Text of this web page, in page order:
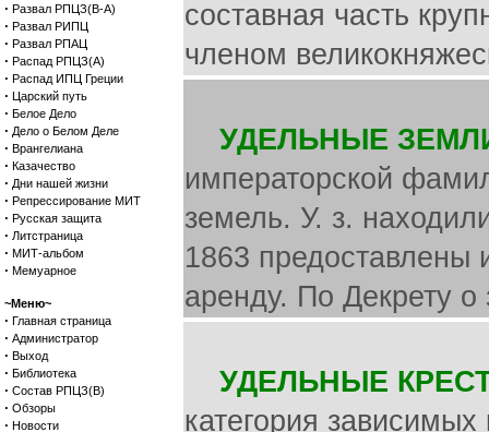
· Развал РПЦЗ(В-А)
· Развал РИПЦ
· Развал РПАЦ
· Распад РПЦЗ(А)
· Распад ИПЦ Греции
· Царский путь
· Белое Дело
· Дело о Белом Деле
· Врангелиана
· Казачество
· Дни нашей жизни
· Репрессирование МИТ
· Русская защита
· Литстраница
· МИТ-альбом
· Мемуарное
~Меню~
· Главная страница
· Администратор
· Выход
· Библиотека
· Состав РПЦЗ(В)
· Обзоры
· Новости
составная часть
членом
УДЕЛЬНЫЕ
императорской
земель. У. з.
1863 предоставлены
аренду. По Декрету
УДЕЛЬНЫЕ
категория